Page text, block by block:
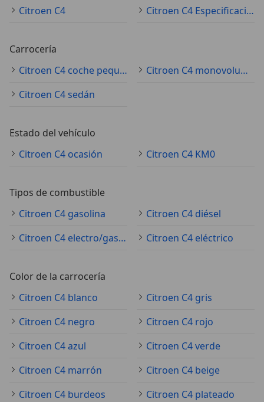
Citroen C4
Citroen C4 Especificaciones técnicas
Carrocería
Citroen C4 coche pequeño
Citroen C4 monovolumen
Citroen C4 sedán
Estado del vehículo
Citroen C4 ocasión
Citroen C4 KM0
Tipos de combustible
Citroen C4 gasolina
Citroen C4 diésel
Citroen C4 electro/gasolina
Citroen C4 eléctrico
Color de la carrocería
Citroen C4 blanco
Citroen C4 gris
Citroen C4 negro
Citroen C4 rojo
Citroen C4 azul
Citroen C4 verde
Citroen C4 marrón
Citroen C4 beige
Citroen C4 burdeos
Citroen C4 plateado